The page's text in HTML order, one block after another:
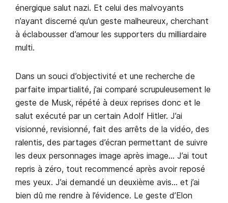
énergique salut nazi. Et celui des malvoyants
n’ayant discerné qu’un geste malheureux, cherchant
à éclabousser d’amour les supporters du milliardaire
multi.
Dans un souci d’objectivité et une recherche de
parfaite impartialité, j’ai comparé scrupuleusement le
geste de Musk, répété à deux reprises donc et le
salut exécuté par un certain Adolf Hitler. J’ai
visionné, revisionné, fait des arrêts de la vidéo, des
ralentis, des partages d’écran permettant de suivre
les deux personnages image après image… J’ai tout
repris à zéro, tout recommencé après avoir reposé
mes yeux. J’ai demandé un deuxième avis… et j’ai
bien dû me rendre à l’évidence. Le geste d’Elon